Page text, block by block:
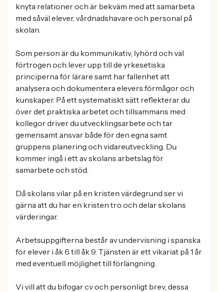
knyta relationer och är bekväm med att samarbeta
med såväl elever, vårdnadshavare och personal på
skolan.
Som person är du kommunikativ, lyhörd och väl
förtrogen och lever upp till de yrkesetiska
principerna för lärare samt har fallenhet att
analysera och dokumentera elevers förmågor och
kunskaper. På ett systematiskt sätt reflekterar du
över det praktiska arbetet och tillsammans med
kollegor driver du utvecklingsarbete och tar
gemensamt ansvar både för den egna samt
gruppens planering och vidareutveckling. Du
kommer ingå i ett av skolans arbetslag för
samarbete och stöd.
Då skolans vilar på en kristen värdegrund ser vi
gärna att du har en kristen tro och delar skolans
värderingar.
Arbetsuppgifterna består av undervisning i spanska
för elever i åk 6 till åk 9. Tjänsten är ett vikariat på 1 år
med eventuell möjlighet till förlängning.
Vi vill att du bifogar cv och personligt brev, dessa